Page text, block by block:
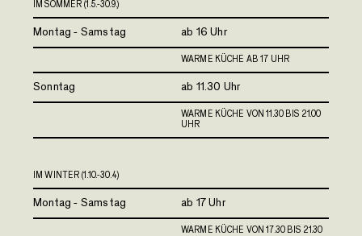
IM SOMMER (1.5.-30.9.)
Montag - Samstag ab 16 Uhr
WARME KÜCHE AB 17 UHR
Sonntag ab 11.30 Uhr
WARME KÜCHE VON 11.30 BIS 21.00
UHR
IM WINTER (1.10.-30.4)
Montag - Samstag ab 17 Uhr
WARME KÜCHE VON 17.30 BIS 21.30